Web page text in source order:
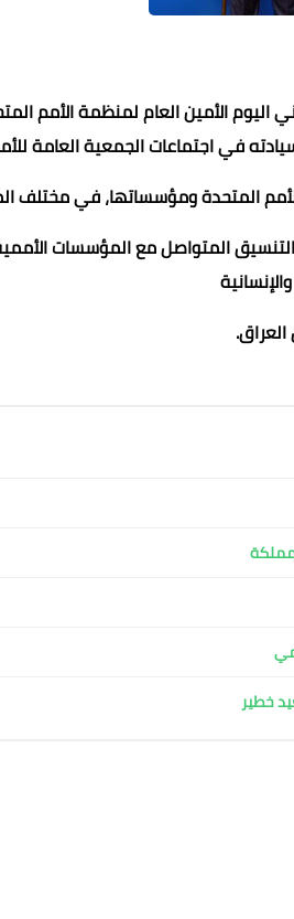
الأمين العام لمنظمة الأمم
اجتماعات الجمعية العامة للأمم
المتحدة ومؤسساتها، في مختلف
التنسيق المتواصل مع المؤسسات
خطير
محمد ابو سيف
محمد ابو سيف
عماد الدين محمد
محمد ابو سيف